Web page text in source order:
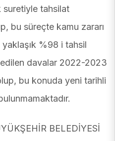
suretiyle tahsilat
bu süreçte kamu zararı
%98 i tahsil
davalar 2022-2023
bu konuda yeni tarihli
BELEDİYESİ